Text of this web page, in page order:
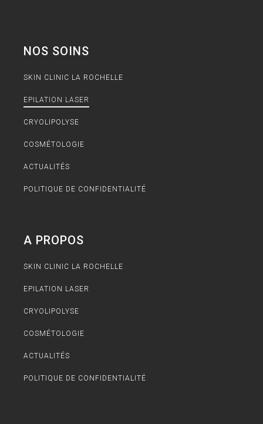
NOS SOINS
SKIN CLINIC LA ROCHELLE
EPILATION LASER
CRYOLIPOLYSE
COSMÉTOLOGIE
ACTUALITÉS
POLITIQUE DE CONFIDENTIALITÉ
A PROPOS
SKIN CLINIC LA ROCHELLE
EPILATION LASER
CRYOLIPOLYSE
COSMÉTOLOGIE
ACTUALITÉS
POLITIQUE DE CONFIDENTIALITÉ